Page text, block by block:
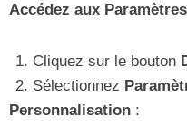
Accédez aux Paramètres
Cliquez sur le bouton
Sélectionnez
Personnalisation :